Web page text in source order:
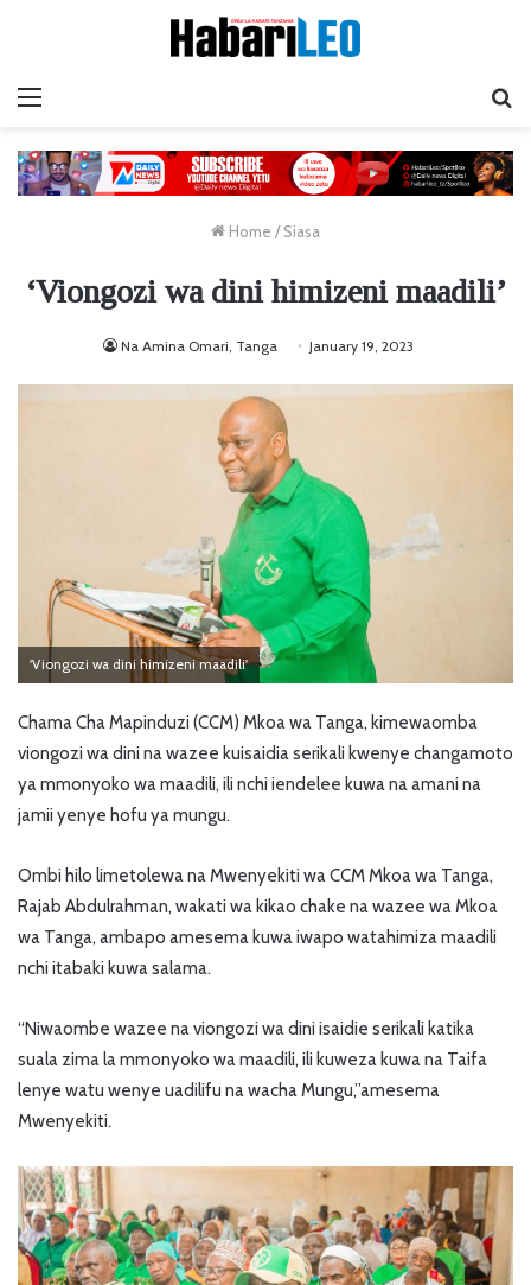
Home / Siasa
‘Viongozi wa dini himizeni maadili’
Na Amina Omari, Tanga January 19, 2023
'Viongozi wa dini himizeni maadili'
Chama Cha Mapinduzi (CCM) Mkoa wa Tanga, kimewaomba
viongozi wa dini na wazee kuisaidia serikali kwenye changamoto
ya mmonyoko wa maadili, ili nchi iendelee kuwa na amani na
jamii yenye hofu ya mungu.
Ombi hilo limetolewa na Mwenyekiti wa CCM Mkoa wa Tanga,
Rajab Abdulrahman, wakati wa kikao chake na wazee wa Mkoa
wa Tanga, ambapo amesema kuwa iwapo watahimiza maadili
nchi itabaki kuwa salama.
“Niwaombe wazee na viongozi wa dini isaidie serikali katika
suala zima la mmonyoko wa maadili, ili kuweza kuwa na Taifa
lenye watu wenye uadilifu na wacha Mungu,”amesema
Mwenyekiti.